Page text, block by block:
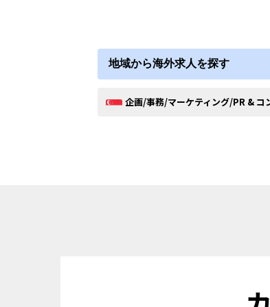
地域から海外求人を探す
企画/事務/マーケティング/PR & コ